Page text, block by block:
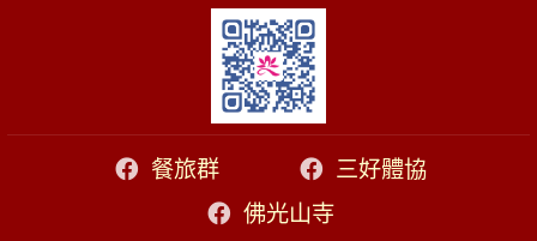
餐旅群
三好體協
佛光山寺